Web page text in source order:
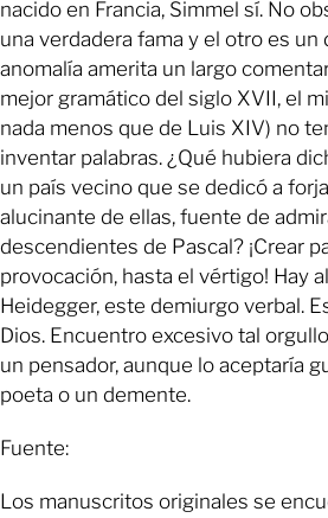
nacido en Francia, Simmel sí. No
una verdadera fama y el otro es un
anomalía amerita un largo
mejor gramático del siglo XVII, el
nada menos que de Luis XIV) no
inventar palabras. ¿Qué hubiera
un país vecino que se dedicó a
alucinante de ellas, fuente de
descendientes de Pascal? ¡Crear
provocación, hasta el vértigo! Hay
Heidegger, este demiurgo verbal.
Dios. Encuentro excesivo tal
un pensador, aunque lo aceptaría
poeta o un demente.
Fuente:
Los manuscritos originales se